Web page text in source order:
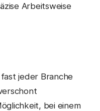
Arbeitsweise
jeder Branche
bei einem